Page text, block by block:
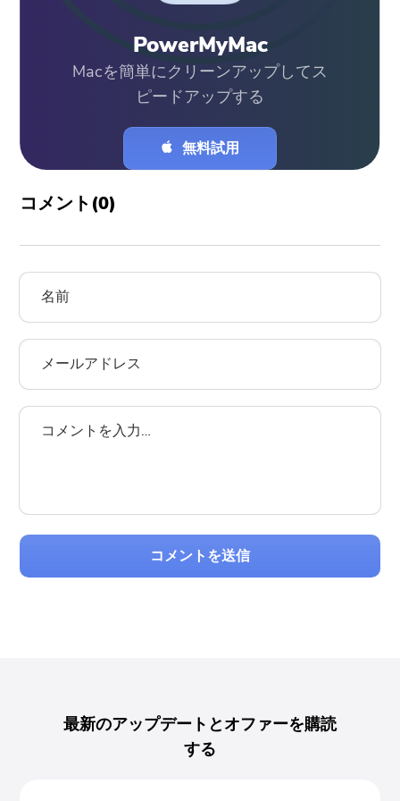
PowerMyMac
Macを簡単にクリーンアップしてス
ピードアップする
無料試用
コメント(0)
コメントを送信
最新のアップデートとオファーを購読
する